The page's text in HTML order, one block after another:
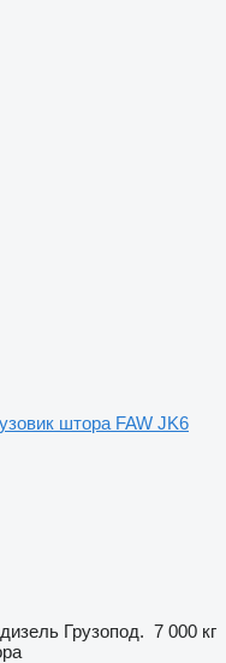
штора FAW JK6
дизель Грузопод. 7 000 кг